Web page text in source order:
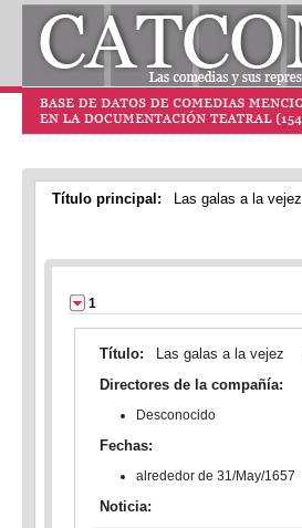
Título principal: Las galas a la vejez
1
Título: Las galas a la vejez
Directores de la compañía:
Desconocido
Fechas:
alrededor de 31/May/1657
Noticia: